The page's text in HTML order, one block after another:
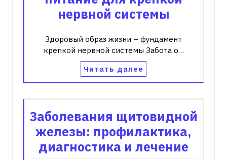
нервной системы
Здоровый образ жизни – фундамент
крепкой нервной системы Забота о…
Читать далее
Заболевания щитовидной
железы: профилактика,
диагностика и лечение